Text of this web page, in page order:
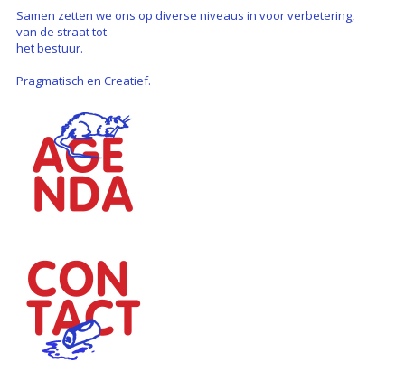
Samen zetten we ons op diverse niveaus in voor verbetering,
van de straat tot
het bestuur.
Pragmatisch en Creatief.